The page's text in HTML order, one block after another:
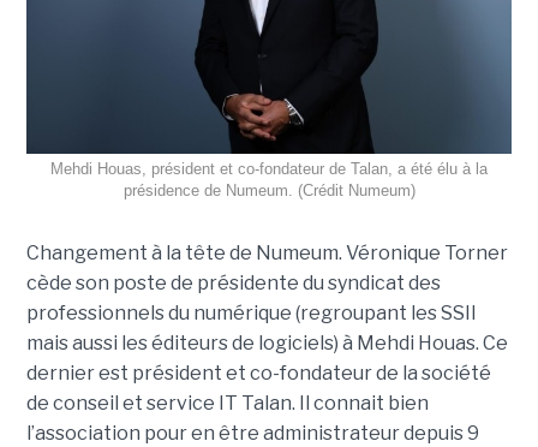
Mehdi Houas, président et co-fondateur de Talan, a été élu à la
présidence de Numeum. (Crédit Numeum)
Changement à la tête de Numeum. Véronique Torner
cède son poste de présidente du syndicat des
professionnels du numérique (regroupant les SSII
mais aussi les éditeurs de logiciels) à Mehdi Houas. Ce
dernier est président et co-fondateur de la société
de conseil et service IT Talan. Il connait bien
l’association pour en être administrateur depuis 9